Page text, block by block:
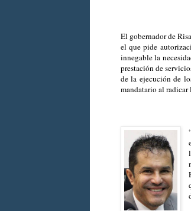
El gobernador de
el que pide
innegable la
prestación de
de la ejecución de
mandatario al